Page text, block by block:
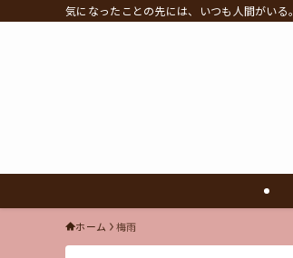
気になったことの先には、いつも人間がいる。
ホーム 梅雨